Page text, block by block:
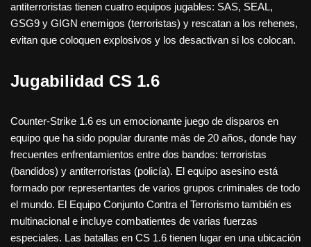
antiterroristas tienen cuatro equipos jugables: SAS, SEAL,
GSG9 y GIGN enemigos (terroristas) y rescatan a los rehenes,
evitan que coloquen explosivos y los desactivan si los colocan.
Jugabilidad CS 1.6
Counter-Strike 1.6 es un emocionante juego de disparos en
equipo que ha sido popular durante más de 20 años, donde hay
frecuentes enfrentamientos entre dos bandos: terroristas
(bandidos) y antiterroristas (policía). El equipo asesino está
formado por representantes de varios grupos criminales de todo
el mundo. El Equipo Conjunto Contra el Terrorismo también es
multinacional e incluye combatientes de varias fuerzas
especiales. Las batallas en CS 1.6 tienen lugar en una ubicación